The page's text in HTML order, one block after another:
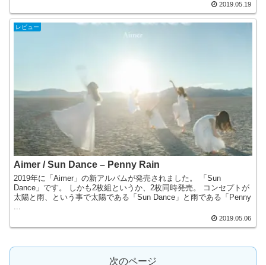
2019.05.19
レビュー
Aimer / Sun Dance – Penny Rain
2019年に「Aimer」の新アルバムが発売されました。 「Sun
Dance」です。 しかも2枚組というか、2枚同時発売。 コンセプトが
太陽と雨、という事で太陽である「Sun Dance」と雨である「Penny
...
2019.05.06
次のページ